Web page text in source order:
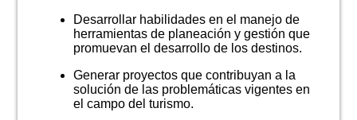
Desarrollar habilidades en el manejo de
herramientas de planeación y gestión que
promuevan el desarrollo de los destinos.
Generar proyectos que contribuyan a la
solución de las problemáticas vigentes en
el campo del turismo.